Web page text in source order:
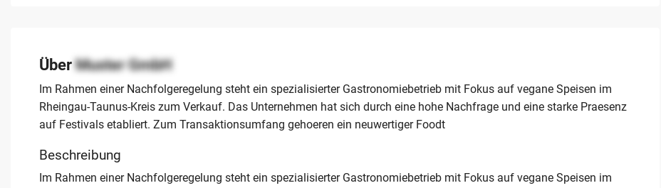
ÜberMuster GmbH
Im Rahmen einer Nachfolgeregelung steht ein spezialisierter Gastronomiebetrieb mit Fokus auf vegane Speisen im
Rheingau-Taunus-Kreis zum Verkauf. Das Unternehmen hat sich durch eine hohe Nachfrage und eine starke Praesenz
auf Festivals etabliert. Zum Transaktionsumfang gehoeren ein neuwertiger Foodt
Beschreibung
Im Rahmen einer Nachfolgeregelung steht ein spezialisierter Gastronomiebetrieb mit Fokus auf vegane Speisen im